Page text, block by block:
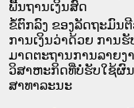
ພື້ນຖານເງິນສົດ
ຂໍ້ຕົກລົງ ຂອງລັດຖະມົນ
ການເງິນວ່າດ້ວຍ ການຮັ
ມາດຕະຖານການລາຍງ
ວິສາຫະກິດທີ່ບໍ່ຮັບໃຊ້ຜົ
ສາທາລະນະ